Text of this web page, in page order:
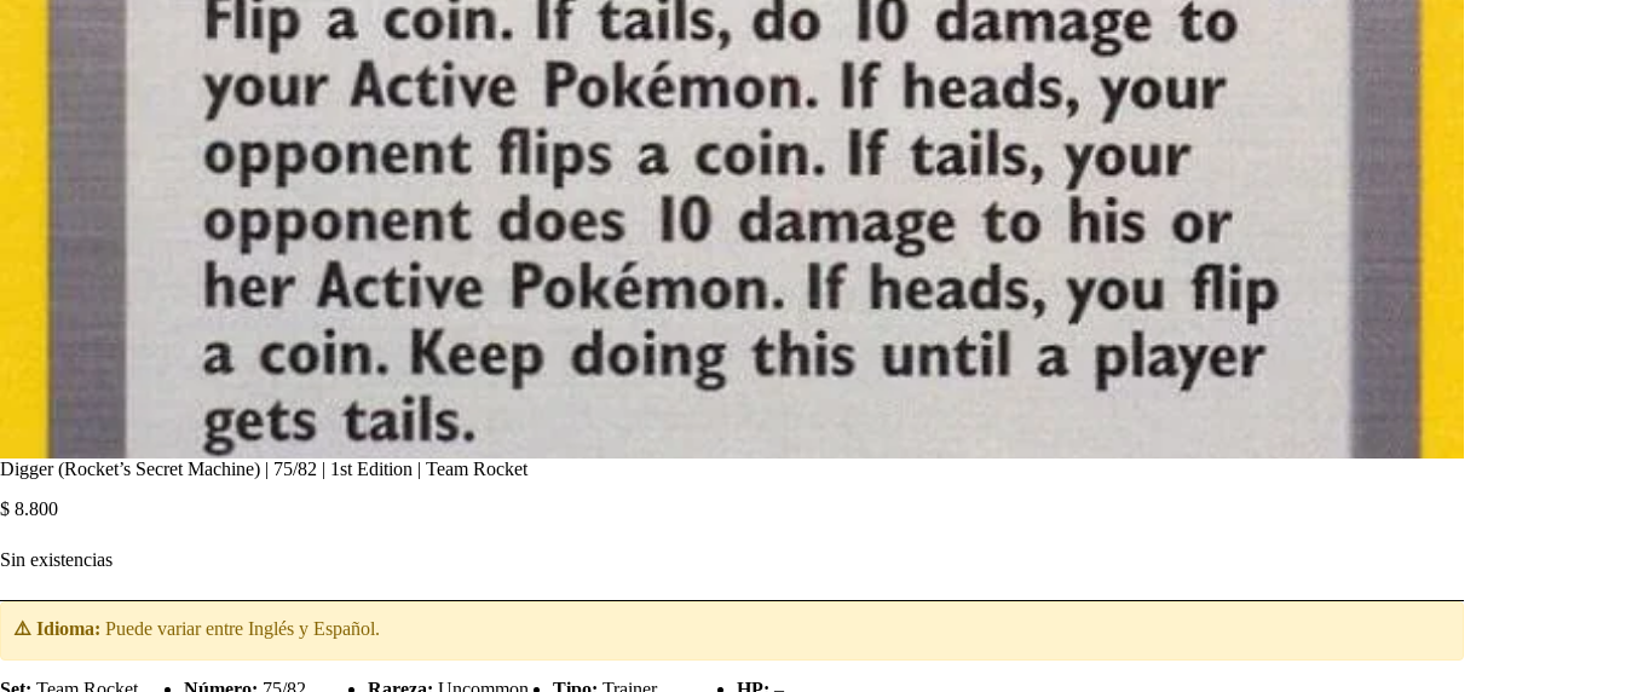
Digger (Rocket’s Secret Machine) | 75/82 | 1st Edition | Team Rocket
$ 8.800
Sin existencias
⚠️ Idioma: Puede variar entre Inglés y Español.